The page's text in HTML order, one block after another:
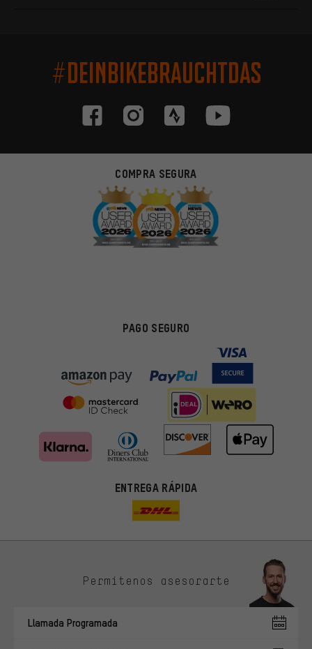
#DEINBIKEBRAUCHTDAS
COMPRA SEGURA
PAGO SEGURO
ENTREGA RÁPIDA
Permítenos asesorarte
Llamada Programada
Ofertas adecuadas
En lugar de publicidad al azar, obtendrás ofertas adecuadas para
ti. Las cookies de marketing nos ayudan a identificar tus